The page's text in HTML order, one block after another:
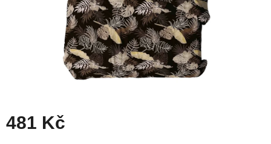
481 Kč